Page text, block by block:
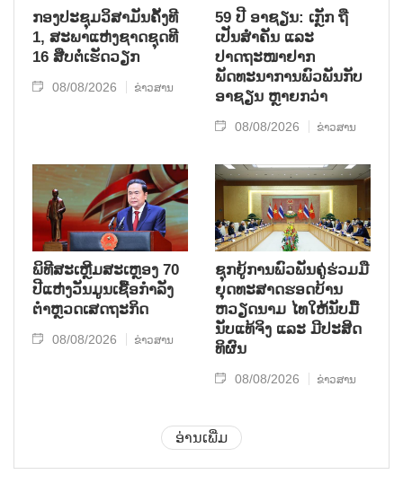
ກອງປະຊຸມວິສາມັນຄັ້ງທີ
1, ສະພາແຫ່ງຊາດຊຸດທີ
16 ສືບຕໍ່ເຮັດວຽກ
08/08/2026 ຂ່າວສານ
59 ປີ ອາຊຽນ: ເກຼັກ ຖື
ເປັນສຳຄັນ ແລະ
ປາດຖະໜາຢາກ
ພັດທະນາການພົວພັນກັບ
ອາຊຽນ ຫຼາຍກວ່າ
08/08/2026 ຂ່າວສານ
ພິທີສະເຫຼີມສະເຫຼອງ 70
ປີແຫ່ງວັນມູນເຊື້ອກຳລັງ
ຕຳຫຼວດເສດຖະກິດ
08/08/2026 ຂ່າວສານ
ຊຸກ​ຍູ້​ການ​ພົວ​ພັນ​ຄູ່​ຮ່ວມ​ມື​
ຍຸດ​ທະ​ສາດ​ຮອດ​ບ້ານ
ຫວຽດ​ນາມ ໄທ​ໃຫ້​ນັບ​ມື້​
ນັບ​ແທ້​ຈິງ ແລະ ມີ​ປະ​ສິດ​
ທິ​ຜົນ
08/08/2026 ຂ່າວສານ
ອ່ານເພີ່ມ